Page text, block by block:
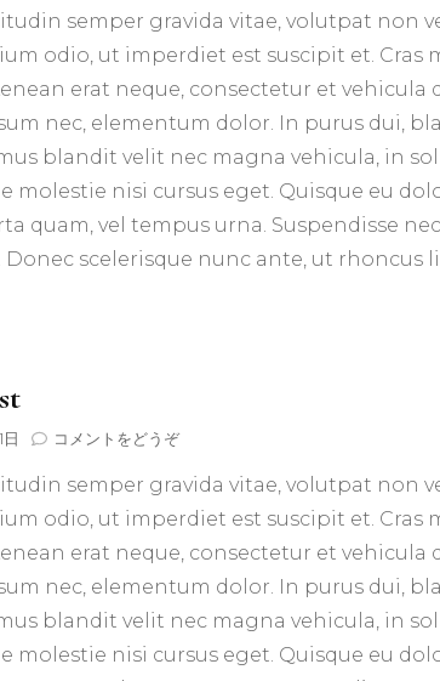
Post)
semper gravida vitae, volutpat non
odio, ut imperdiet est suscipit et. Cras
erat neque, consectetur et vehicula
nec, elementum dolor. In purus dui,
blandit velit nec magna vehicula, in
molestie nisi cursus eget. Quisque eu
quam, vel tempus urna. Suspendisse
scelerisque nunc ante, ut rhoncus
コメントをどうぞ(YouTube
Post)
semper gravida vitae, volutpat non
odio, ut imperdiet est suscipit et. Cras
erat neque, consectetur et vehicula
nec, elementum dolor. In purus dui,
blandit velit nec magna vehicula, in
molestie nisi cursus eget. Quisque eu